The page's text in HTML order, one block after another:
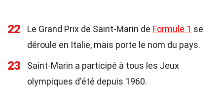
22 Le Grand Prix de Saint-Marin de Formule 1 se
déroule en Italie, mais porte le nom du pays.
23
Saint-Marin a participé à tous les Jeux
olympiques d'été depuis 1960.